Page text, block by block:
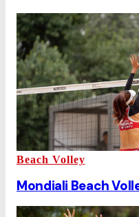
Beach Volley
Mondiali Beach